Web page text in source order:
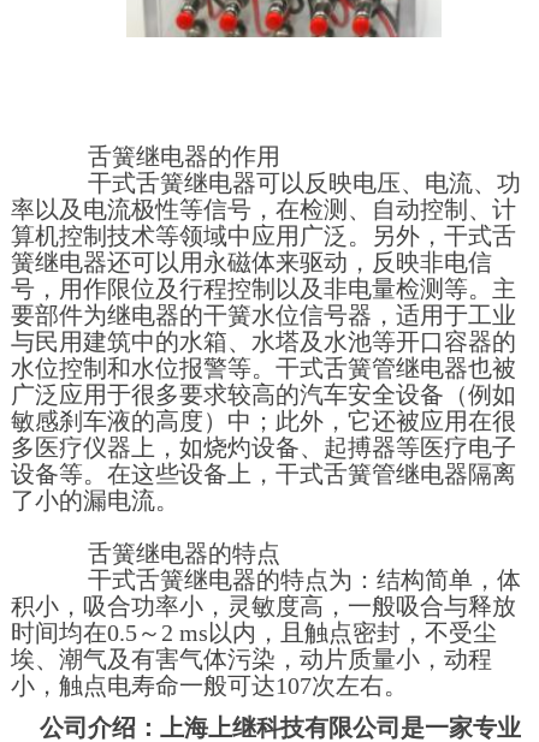
舌簧继电器的作用
干式舌簧继电器可以反映电压、电流、功
率以及电流极性等信号，在检测、自动控制、计
算机控制技术等领域中应用广泛。另外，干式舌
簧继电器还可以用永磁体来驱动，反映非电信
号，用作限位及行程控制以及非电量检测等。主
要部件为继电器的干簧水位信号器，适用于工业
与民用建筑中的水箱、水塔及水池等开口容器的
水位控制和水位报警等。干式舌簧管继电器也被
广泛应用于很多要求较高的汽车安全设备（例如
敏感刹车液的高度）中；此外，它还被应用在很
多医疗仪器上，如烧灼设备、起搏器等医疗电子
设备等。在这些设备上，干式舌簧管继电器隔离
了小的漏电流。
舌簧继电器的特点
干式舌簧继电器的特点为：结构简单，体
积小，吸合功率小，灵敏度高，一般吸合与释放
时间均在0.5～2 ms以内，且触点密封，不受尘
埃、潮气及有害气体污染，动片质量小，动程
小，触点电寿命一般可达107次左右。
公司介绍：上海上继科技有限公司是一家专业